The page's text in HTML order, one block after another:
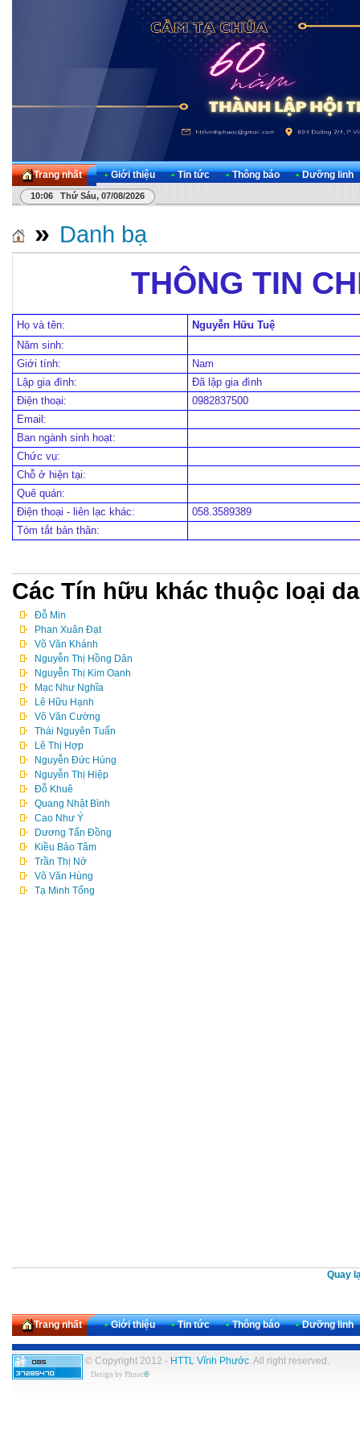
Trang nhất • Giới thiệu • Tin tức • Thông báo • Dưỡng linh
10:06 Thứ Sáu, 07/08/2026
» Danh bạ
THÔNG TIN
Họ và tên:
Nguyễn Hữu Tuệ
Năm sinh:
Giới tính:
Nam
Lập gia đình:
Đã lập gia đình
Điện thoại:
0982837500
Email:
Ban ngành sinh hoạt:
Chức vụ:
Chỗ ở hiện tại:
Quê quán:
Điện thoại - liên lạc khác:
058.3589389
Tóm tắt bản thân:
Các Tín hữu khác thuộc loại
Đỗ Min
Phan Xuân Đạt
Võ Văn Khánh
Nguyễn Thị Hồng Dân
Nguyễn Thị Kim Oanh
Mạc Như Nghĩa
Lê Hữu Hạnh
Võ Văn Cường
Thái Nguyên Tuấn
Lê Thị Hợp
Nguyễn Đức Hùng
Nguyễn Thị Hiệp
Đỗ Khuê
Quang Nhật Bình
Cao Như Ý
Dương Tấn Đồng
Kiều Bảo Tâm
Trần Thị Nở
Võ Văn Hùng
Tạ Minh Tổng
Quay
Trang nhất • Giới thiệu • Tin tức • Thông báo • Dưỡng linh
© Copyright 2012 - HTTL Vĩnh Phước. All right reserved.
Design by Phuoc®